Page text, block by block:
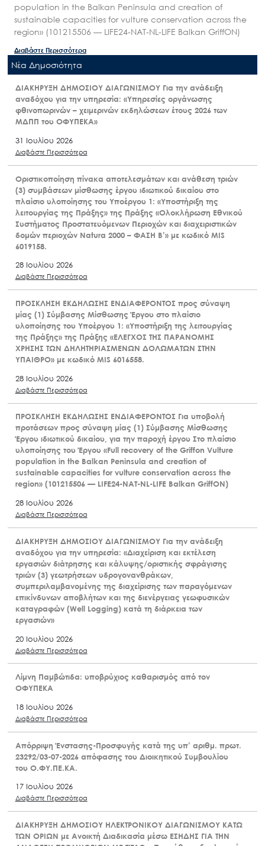
population in the Balkan Peninsula and creation of
sustainable capacities for vulture conservation across the
region» (101215506 — LIFE24-NAT-NL-LIFE Balkan GriffON)
Διαβάστε Περισσότερα
Nέα Δημοσιότητα
ΔΙΑΚΗΡΥΞΗ ΔΗΜΟΣΙΟΥ ΔΙΑΓΩΝΙΣΜΟΥ Για την ανάδειξη
αναδόχου για την υπηρεσία: «Υπηρεσίες οργάνωσης
φθινοπωρινών – χειμερινών εκδηλώσεων έτους 2026 των
ΜΔΠΠ του ΟΦΥΠΕΚΑ»
31 Ιουλίου 2026
Διαβάστε Περισσότερα
Οριστικοποίηση πίνακα αποτελεσμάτων και ανάθεση τριών
(3) συμβάσεων μίσθωσης έργου ιδιωτικού δικαίου στο
πλαίσιο υλοποίησης του Υποέργου 1: «Υποστήριξη της
λειτουργίας της Πράξης» της Πράξης «Ολοκλήρωση Εθνικού
Συστήματος Προστατευόμενων Περιοχών και διαχειριστικών
δομών περιοχών Natura 2000 – ΦΑΣΗ Β’» με κωδικό MIS
6019158.
28 Ιουλίου 2026
Διαβάστε Περισσότερα
ΠΡΟΣΚΛΗΣΗ ΕΚΔΗΛΩΣΗΣ ΕΝΔΙΑΦΕΡΟΝΤΟΣ προς σύναψη
μίας (1) Σύμβασης Μίσθωσης Έργου στο πλαίσιο
υλοποίησης του Υποέργου 1: «Υποστήριξη της λειτουργίας
της Πράξης» της Πράξης «ΕΛΕΓΧΟΣ ΤΗΣ ΠΑΡΑΝΟΜΗΣ
ΧΡΗΣΗΣ ΤΩΝ ΔΗΛΗΤΗΡΙΑΣΜΕΝΩΝ ΔΟΛΩΜΑΤΩΝ ΣΤΗΝ
ΥΠΑΙΘΡΟ» με κωδικό MIS 6016558.
28 Ιουλίου 2026
Διαβάστε Περισσότερα
ΠΡΟΣΚΛΗΣΗ ΕΚΔΗΛΩΣΗΣ ΕΝΔΙΑΦΕΡΟΝΤΟΣ Για υποβολή
προτάσεων προς σύναψη μίας (1) Σύμβασης Μίσθωσης
Έργου ιδιωτικού δικαίου, για την παροχή έργου Στο πλαίσιο
υλοποίησης του Έργου «Full recovery of the Griffon Vulture
population in the Balkan Peninsula and creation of
sustainable capacities for vulture conservation across the
region» (101215506 — LIFE24-NAT-NL-LIFE Balkan GriffON)
28 Ιουλίου 2026
Διαβάστε Περισσότερα
ΔΙΑΚΗΡΥΞΗ ΔΗΜΟΣΙΟΥ ΔΙΑΓΩΝΙΣΜΟΥ Για την ανάδειξη
αναδόχου για την υπηρεσία: «Διαχείριση και εκτέλεση
εργασιών διάτρησης και κάλυψης/οριστικής σφράγισης
τριών (3) γεωτρήσεων υδρογονανθράκων,
συμπεριλαμβανομένης της διαχείρισης των παραγόμενων
επικίνδυνων αποβλήτων και της διενέργειας γεωφυσικών
καταγραφών (Well Logging) κατά τη διάρκεια των
εργασιών»
20 Ιουλίου 2026
Διαβάστε Περισσότερα
Λίμνη Παμβώτιδα: υποβρύχιος καθαρισμός από τον
ΟΦΥΠΕΚΑ
18 Ιουλίου 2026
Διαβάστε Περισσότερα
Απόρριψη Ένστασης-Προσφυγής κατά της υπ’ αριθμ. πρωτ.
23292/03-07-2026 απόφασης του Διοικητικού Συμβουλίου
του Ο.ΦΥ.ΠΕ.ΚΑ.
17 Ιουλίου 2026
Διαβάστε Περισσότερα
ΔΙΑΚΗΡΥΞΗ ΔΗΜΟΣΙΟΥ ΗΛΕΚΤΡΟΝΙΚΟΥ ΔΙΑΓΩΝΙΣΜΟΥ ΚΑΤΩ
ΤΩΝ ΟΡΙΩΝ με Ανοικτή Διαδικασία μέσω ΕΣΗΔΗΣ ΓΙΑ ΤΗΝ